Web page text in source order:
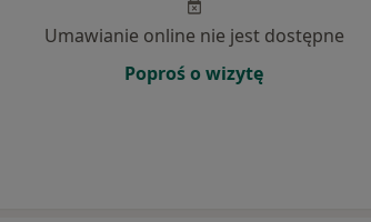
Umawianie online nie jest dostępne
Poproś o wizytę